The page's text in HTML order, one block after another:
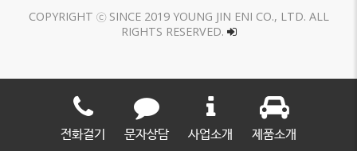
COPYRIGHT ⓒ SINCE 2019 YOUNG JIN ENI CO., LTD. ALL
RIGHTS RESERVED.
전화걸기 문자상담 사업소개 제품소개